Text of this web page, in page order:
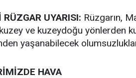
UYARISI: Rüzgarın,
kuzey ve kuzeydoğu
yaşanabilecek
HAVA